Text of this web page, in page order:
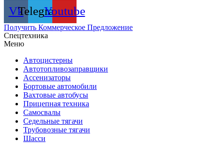
VkTelegramYoutube
Получить Коммерческое Предложение
Спецтехника
Меню
Автоцистерны
Автотопливозаправщики
Ассенизаторы
Бортовые автомобили
Вахтовые автобусы
Прицепная техника
Самосвалы
Седельные тягачи
Трубовозные тягачи
Шасси